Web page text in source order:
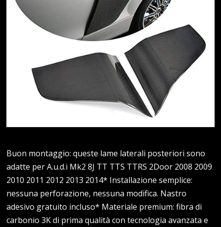
Buon montaggio: queste lame laterali posteriori sono
adatte per A.u.d.i Mk2 8J TT TTS TTRS 2Door 2008 2009
2010 2011 2012 2013 2014* Installazione semplice:
nessuna perforazione, nessuna modifica. Nastro
adesivo gratuito incluso* Materiale premium: fibra di
carbonio 3K di prima qualità con tecnologia avanzata e